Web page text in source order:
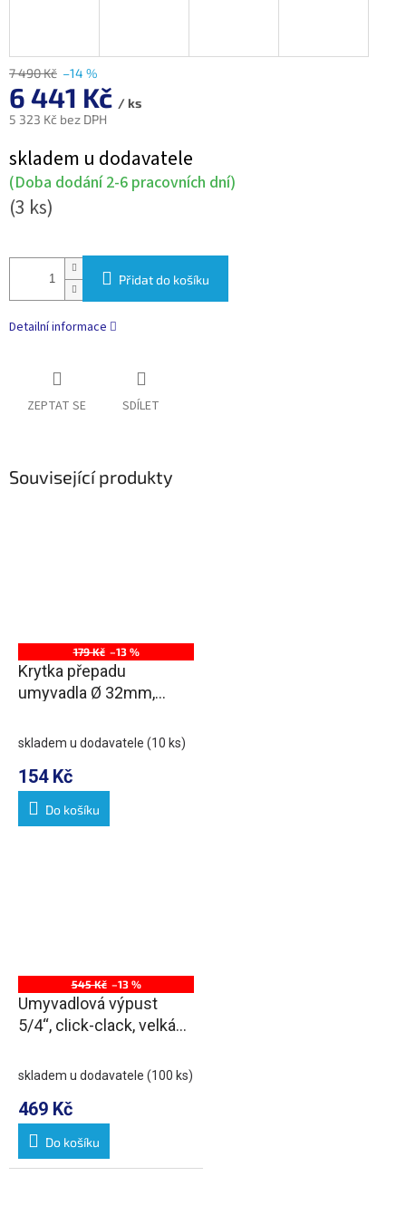
7 490 Kč –14 %
6 441 Kč / ks
5 323 Kč bez DPH
cena:
skladem u dodavatele
(Doba dodání 2-6 pracovních dní)
(3 ks)
Přidat do košíku
Detailní informace
ZEPTAT SE SDÍLET
Související produkty
179 Kč –13 %
Krytka přepadu
umyvadla Ø 32mm,
skladem u dodavatele (10 ks)
154 Kč
Do košíku
545 Kč –13 %
Umyvadlová výpust
5/4“, click-clack, velká
skladem u dodavatele (100 ks)
469 Kč
Do košíku